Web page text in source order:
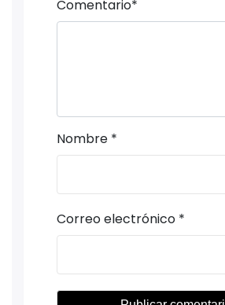
Comentario*
Nombre *
Correo electrónico *